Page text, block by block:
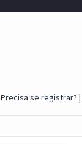
Precisa se registrar? |